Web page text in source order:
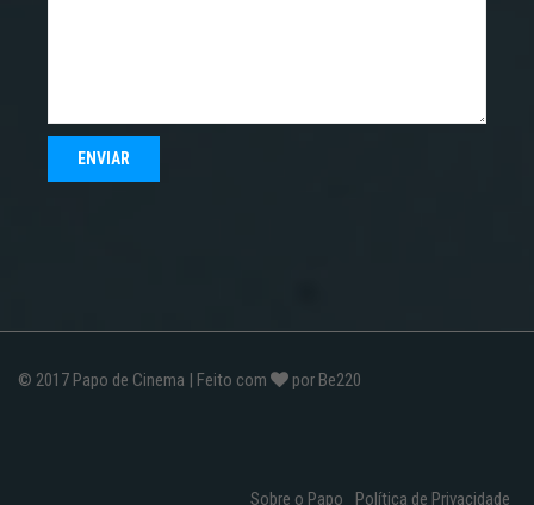
© 2017 Papo de Cinema | Feito com por Be220
Sobre o Papo Política de Privacidade